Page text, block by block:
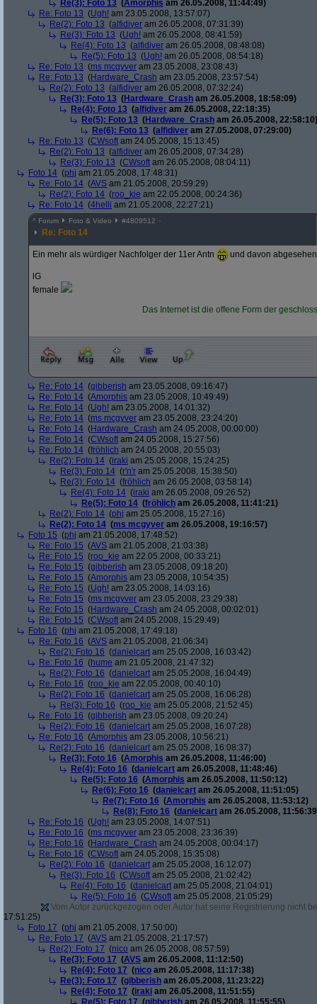
Re(3): Foto 13 (Amorphis am 26.05.2008, 11:44:49)
Re: Foto 13 (Ugh! am 23.05.2008, 13:57:07)
Re(2): Foto 13 (alfidiver am 26.05.2008, 07:31:39)
Re(3): Foto 13 (Ugh! am 26.05.2008, 08:41:59)
Re(4): Foto 13 (alfidiver am 26.05.2008, 08:48:08)
Re(5): Foto 13 (Ugh! am 26.05.2008, 08:54:18)
Re: Foto 13 (ms mcgyver am 23.05.2008, 23:08:43)
Re: Foto 13 (Hardware_Crash am 23.05.2008, 23:57:54)
Re(2): Foto 13 (alfidiver am 26.05.2008, 07:32:24)
Re(3): Foto 13 (Hardware_Crash am 26.05.2008, 18:58:09)
Re(4): Foto 13 (alfidiver am 26.05.2008, 22:18:35)
Re(5): Foto 13 (Hardware_Crash am 26.05.2008, 22:58:10)
Re(6): Foto 13 (alfidiver am 27.05.2008, 07:29:00)
Re: Foto 13 (CWsoft am 24.05.2008, 15:13:45)
Re(2): Foto 13 (alfidiver am 26.05.2008, 07:34:28)
Re(3): Foto 13 (CWsoft am 26.05.2008, 08:04:11)
Foto 14 (phj am 21.05.2008, 17:48:31)
Re: Foto 14 (AVS am 21.05.2008, 20:59:29)
Re(2): Foto 14 (roo_kie am 22.05.2008, 00:24:36)
Re: Foto 14 (4helli am 21.05.2008, 22:27:21)
^ Forum Foto & Video #4809512
Re: Foto 14
Ein mehr als würdiger Nachfolger der 11er Antn und davon
lG
female
Das Internet ist die offene Form der
Re: Foto 14 (gibberish am 23.05.2008, 09:16:47)
Re: Foto 14 (Amorphis am 23.05.2008, 10:49:49)
Re: Foto 14 (Ugh! am 23.05.2008, 14:01:32)
Re: Foto 14 (ms mcgyver am 23.05.2008, 23:24:20)
Re: Foto 14 (Hardware_Crash am 24.05.2008, 00:00:00)
Re: Foto 14 (CWsoft am 24.05.2008, 15:27:56)
Re: Foto 14 (fröhlich am 24.05.2008, 20:55:03)
Re(2): Foto 14 (iraki am 25.05.2008, 15:24:25)
Re(3): Foto 14 (r'n'r am 25.05.2008, 15:38:50)
Re(3): Foto 14 (fröhlich am 26.05.2008, 03:58:14)
Re(4): Foto 14 (iraki am 26.05.2008, 09:26:52)
Re(5): Foto 14 (fröhlich am 26.05.2008, 11:41:21)
Re(2): Foto 14 (phj am 25.05.2008, 15:27:16)
Re(2): Foto 14 (ms mcgyver am 26.05.2008, 19:16:57)
Foto 15 (phj am 21.05.2008, 17:48:52)
Re: Foto 15 (AVS am 21.05.2008, 21:03:38)
Re: Foto 15 (roo_kie am 22.05.2008, 00:33:21)
Re: Foto 15 (gibberish am 23.05.2008, 09:18:20)
Re: Foto 15 (Amorphis am 23.05.2008, 10:54:35)
Re: Foto 15 (Ugh! am 23.05.2008, 14:03:16)
Re: Foto 15 (ms mcgyver am 23.05.2008, 23:29:38)
Re: Foto 15 (Hardware_Crash am 24.05.2008, 00:02:01)
Re: Foto 15 (CWsoft am 24.05.2008, 15:29:49)
Foto 16 (phj am 21.05.2008, 17:49:18)
Re: Foto 16 (AVS am 21.05.2008, 21:06:34)
Re(2): Foto 16 (danielcart am 25.05.2008, 16:03:42)
Re: Foto 16 (hume am 21.05.2008, 21:47:32)
Re(2): Foto 16 (danielcart am 25.05.2008, 16:04:49)
Re: Foto 16 (roo_kie am 22.05.2008, 00:40:10)
Re(2): Foto 16 (danielcart am 25.05.2008, 16:06:28)
Re(3): Foto 16 (roo_kie am 25.05.2008, 21:52:45)
Re: Foto 16 (gibberish am 23.05.2008, 09:20:24)
Re(2): Foto 16 (danielcart am 25.05.2008, 16:07:28)
Re: Foto 16 (Amorphis am 23.05.2008, 10:56:21)
Re(2): Foto 16 (danielcart am 25.05.2008, 16:08:37)
Re(3): Foto 16 (Amorphis am 26.05.2008, 11:46:00)
Re(4): Foto 16 (danielcart am 26.05.2008, 11:48:46)
Re(5): Foto 16 (Amorphis am 26.05.2008, 11:50:12)
Re(6): Foto 16 (danielcart am 26.05.2008, 11:51:05)
Re(7): Foto 16 (Amorphis am 26.05.2008, 11:53:12)
Re(8): Foto 16 (danielcart am 26.05.2008,
Re: Foto 16 (Ugh! am 23.05.2008, 14:07:51)
Re: Foto 16 (ms mcgyver am 23.05.2008, 23:36:39)
Re: Foto 16 (Hardware_Crash am 24.05.2008, 00:04:17)
Re: Foto 16 (CWsoft am 24.05.2008, 15:35:08)
Re(2): Foto 16 (danielcart am 25.05.2008, 16:12:07)
Re(3): Foto 16 (CWsoft am 25.05.2008, 21:02:42)
Re(4): Foto 16 (danielcart am 25.05.2008, 21:04:01)
Re(5): Foto 16 (CWsoft am 25.05.2008, 21:05:29)
Vom Autor zurückgezogen oder Autor hat seine Registrierung nicht
17:51:25)
Foto 17 (phj am 21.05.2008, 17:50:00)
Re: Foto 17 (AVS am 21.05.2008, 21:17:57)
Re(2): Foto 17 (nico am 26.05.2008, 08:57:59)
Re(3): Foto 17 (AVS am 26.05.2008, 11:12:50)
Re(4): Foto 17 (nico am 26.05.2008, 11:17:38)
Re(3): Foto 17 (gibberish am 26.05.2008, 11:23:22)
Re(4): Foto 17 (iraki am 26.05.2008, 11:51:55)
Re(5): Foto 17 (gibberish am 26.05.2008, 11:55:55)